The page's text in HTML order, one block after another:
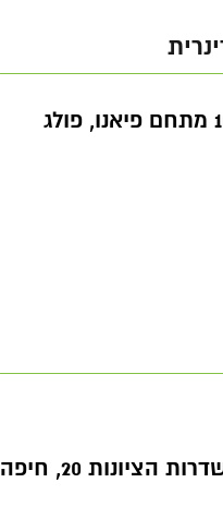
שושנה דמארי 10 מתחם פיאנו, פולג
הציונות 20, חיפה